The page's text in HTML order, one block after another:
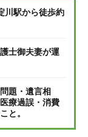
川駅から徒歩約
士御夫妻が運
題・遺言相
療過誤・消費
と。